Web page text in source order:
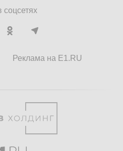
соцсетях
Реклама на E1.RU